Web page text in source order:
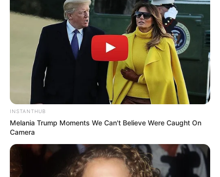
INSTANTHUB
Melania Trump Moments We Can't Believe Were Caught On
Camera